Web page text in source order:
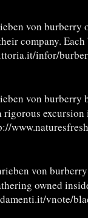
von burberry
company.
infor/
von burberry
von
owned
vnote/